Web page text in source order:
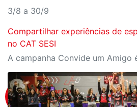
3/8 a 30/9
Compartilhar experiências de
no CAT SESI